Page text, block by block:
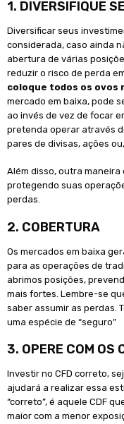
1. DIVERSIFIQUE
Diversificar seus
considerada, caso ainda
abertura de várias
reduzir o risco de perda
coloque todos os ovos
mercado em baixa, pode
ao invés de vez de focar
pretenda operar através
pares de divisas, ações
Além disso, outra
protegendo suas
perdas.
2. COBERTURA
Os mercados em baixa
para as operações de
abrimos posições,
mais fortes. Lembre-se
saber assumir as perdas.
uma espécie de “seguro”
3. OPERE COM OS
Investir no CFD correto,
ajudará a realizar essa
“correto”, é aquele CDF
maior com a menor